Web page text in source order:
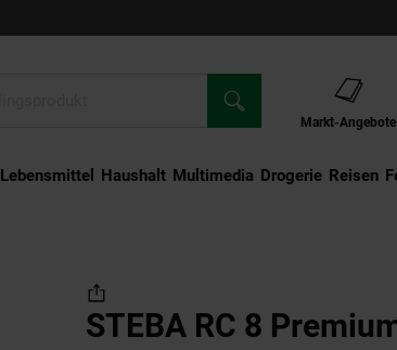
Markt-Angebote
Lebensmittel Haushalt Multimedia Drogerie Externer
Reisen
STEBA RC 8